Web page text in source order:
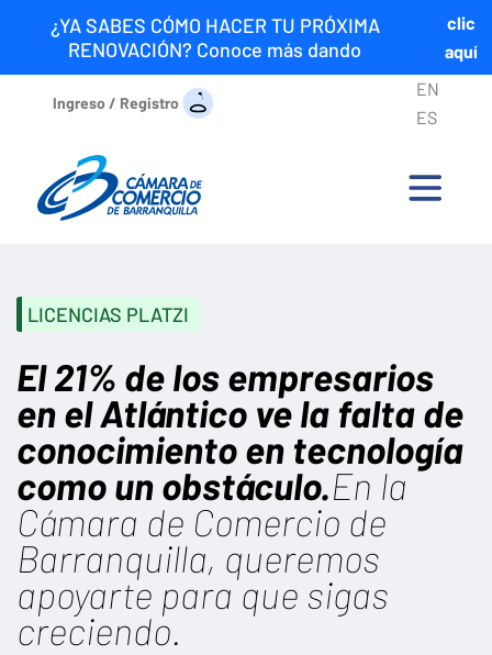
¿YA SABES CÓMO HACER TU PRÓXIMA
RENOVACIÓN? Conoce más dando
clic
aquí
Ingreso / Registro
EN
ES
LICENCIAS PLATZI
El 21% de los empresarios
en el Atlántico ve la falta de
conocimiento en tecnología
como un obstáculo.En la
Cámara de Comercio de
Barranquilla, queremos
apoyarte para que sigas
creciendo.